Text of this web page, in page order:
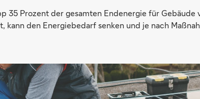
35 Prozent der gesamten Endenergie für
den Energiebedarf senken und je nach